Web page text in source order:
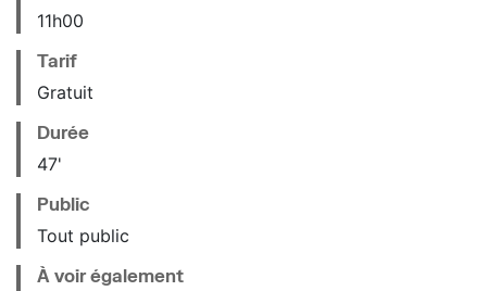
11h00
Tarif
Gratuit
Durée
47'
Public
Tout public
À voir également